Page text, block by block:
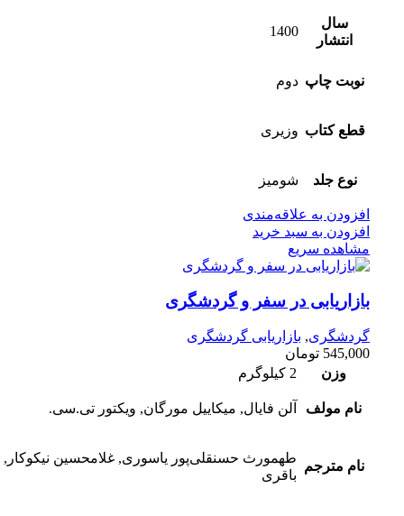
سال
انتشار
1400
نوبت چاپ دوم
قطع کتاب وزیری
نوع جلد شومیز
افزودن به علاقه‌مندی
افزودن به سبد خرید
مشاهده سریع
بازاریابی در سفر و گردشگری
گردشگری, بازاریابی گردشگری
545,000 تومان
وزن
2 کیلوگرم
نام مولف آلن فایال, میکاییل مورگان, ویکتور تی.سی.
نام مترجم
طهمورث حسنقلی‌پور یاسوری, غلامحسین
باقری